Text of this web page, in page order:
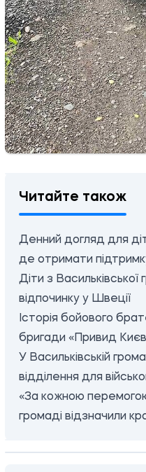
Читайте також
Денний догляд для
де отримати
Діти з
відпочинку у Швеції
Історія бойового
бригади «Привид
У Васильківській
відділення для
«За кожною перемогою
громаді відзначили